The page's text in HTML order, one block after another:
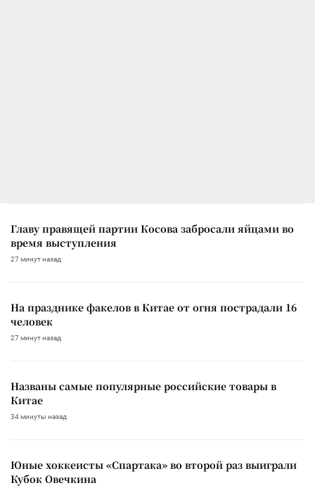
Главу правящей партии Косова забросали яйцами во
время выступления
27 минут назад
На празднике факелов в Китае от огня пострадали 16
человек
27 минут назад
Названы самые популярные российские товары в
Китае
34 минуты назад
Юные хоккеисты «Спартака» во второй раз выиграли
Кубок Овечкина